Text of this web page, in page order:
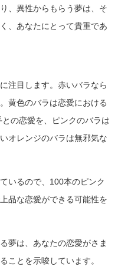
、異性からもらう夢は、そ
、あなたにとって貴重であ
注目します。赤いバラなら
黄色のバラは恋愛における
の恋愛を、ピンクのバラは
オレンジのバラは無邪気な
いるので、100本のピンク
品な恋愛ができる可能性を
夢は、あなたの恋愛がさま
ことを示唆しています。